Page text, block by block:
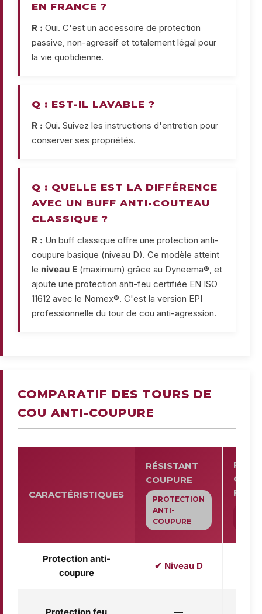
EN FRANCE ?
R : Oui. C'est un accessoire de protection
passive, non-agressif et totalement légal pour
la vie quotidienne.
Q : EST-IL LAVABLE ?
R : Oui. Suivez les instructions d'entretien pour
conserver ses propriétés.
Q : QUELLE EST LA DIFFÉRENCE
AVEC UN BUFF ANTI-COUTEAU
CLASSIQUE ?
R : Un buff classique offre une protection anti-
coupure basique (niveau D). Ce modèle atteint
le niveau E (maximum) grâce au Dyneema®, et
ajoute une protection anti-feu certifiée EN ISO
11612 avec le Nomex®. C'est la version EPI
professionnelle du tour de cou anti-agression.
COMPARATIF DES TOURS DE
COU ANTI-COUPURE
CARACTÉRISTIQUES
RÉSISTANT
COUPURE
PROTECTION
ANTI-
COUPURE
FEU
Protection anti-
coupure
✔ Niveau D